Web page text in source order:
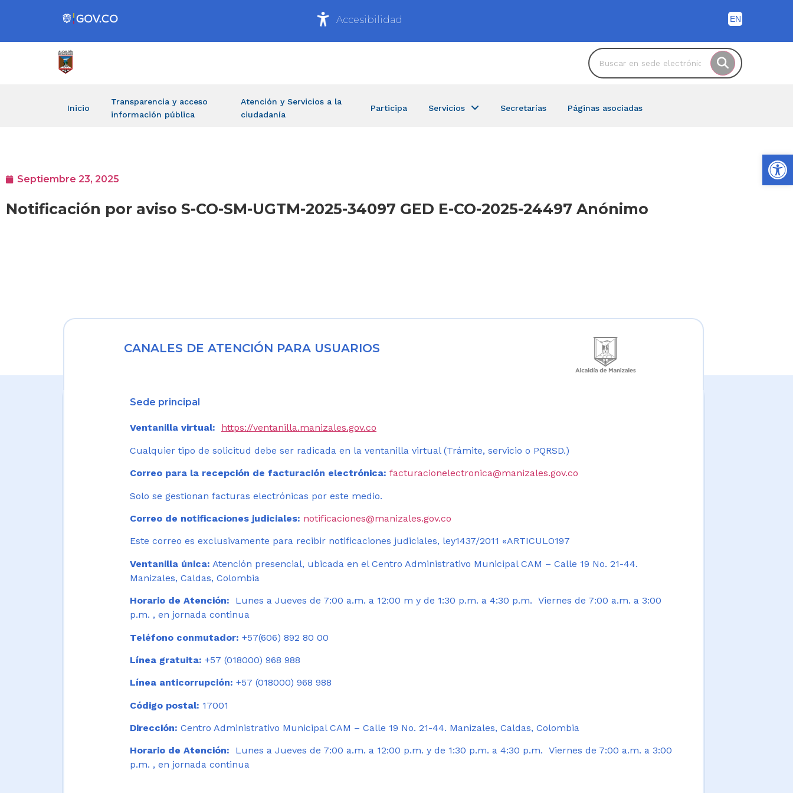
Accesibilidad
Inicio
Transparencia y acceso
información pública
Atención y Servicios a la
ciudadanía
Participa Servicios Secretarías Páginas asociadas
Septiembre 23, 2025
Notificación por aviso S-CO-SM-UGTM-2025-34097 GED E-CO-2025-24497 Anónimo
CANALES DE ATENCIÓN PARA USUARIOS
Sede principal
Ventanilla virtual: https://ventanilla.manizales.gov.co
Cualquier tipo de solicitud debe ser radicada en la ventanilla virtual (Trámite, servicio o PQRSD.)
Correo para la recepción de facturación electrónica: facturacionelectronica@manizales.gov.co
Solo se gestionan facturas electrónicas por este medio.
Correo de notificaciones judiciales: notificaciones@manizales.gov.co
Este correo es exclusivamente para recibir notificaciones judiciales, ley1437/2011 «ARTICULO197
Ventanilla única: Atención presencial, ubicada en el Centro Administrativo Municipal CAM – Calle 19 No. 21-44.
Manizales, Caldas, Colombia
Horario de Atención:
Lunes a Jueves de 7:00 a.m. a 12:00 m y de 1:30 p.m. a 4:30 p.m. Viernes de 7:00 a.m. a 3:00
p.m. , en jornada continua
Teléfono conmutador: +57(606) 892 80 00
Línea gratuita: +57 (018000) 968 988
Línea anticorrupción: +57 (018000) 968 988
Código postal: 17001
Dirección: Centro Administrativo Municipal CAM – Calle 19 No. 21-44. Manizales, Caldas, Colombia
Horario de Atención: Lunes a Jueves de 7:00 a.m. a 12:00 p.m. y de 1:30 p.m. a 4:30 p.m. Viernes de 7:00 a.m. a 3:00
p.m. , en jornada continua